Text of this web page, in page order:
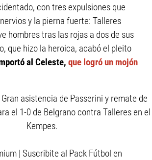
con tres expulsiones que
y la pierna fuerte: Talleres
hombres tras las rojas a dos de sus
que hizo la heroica, acabó el pleito
al Celeste, que logró un mojón
Gran asistencia de Passerini y remate de
el 1-0 de Belgrano contra Talleres en el
Kempes.
| Suscribite al Pack Fútbol en